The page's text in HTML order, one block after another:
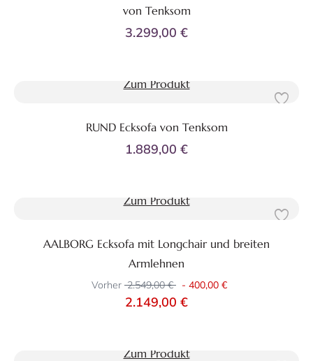
von Tenksom
3.299,00 €
Zum Produkt
RUND Ecksofa von Tenksom
1.889,00 €
Zum Produkt
AALBORG Ecksofa mit Longchair und breiten
Armlehnen
Vorher 2.549,00 € - 400,00 €
2.149,00 €
Zum Produkt